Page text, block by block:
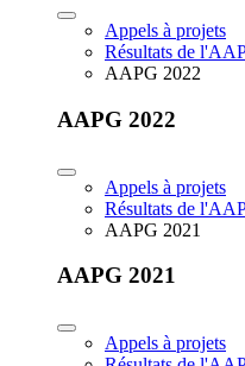
Appels à projets
Résultats de
AAPG 2022
AAPG 2022
Appels à projets
Résultats de
AAPG 2021
AAPG 2021
Appels à projets